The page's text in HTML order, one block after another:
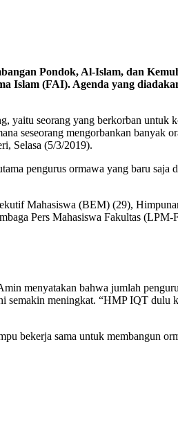
Pondok, Al-Islam, dan
Islam (FAI). Agenda yang
yaitu seorang yang berkorban
seseorang mengorbankan banyak
Selasa (5/3/2019).
pengurus ormawa yang baru
Mahasiswa (BEM) (29),
Pers Mahasiswa Fakultas (LPM-
menyatakan bahwa jumlah
semakin meningkat. “HMP IQT dulu
bekerja sama untuk membangun